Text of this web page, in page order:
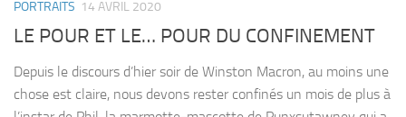
PORTRAITS 14 AVRIL 2020
LE POUR ET LE… POUR DU CONFINEMENT
Depuis le discours d’hier soir de Winston Macron, au moins une
chose est claire, nous devons rester confinés un mois de plus à